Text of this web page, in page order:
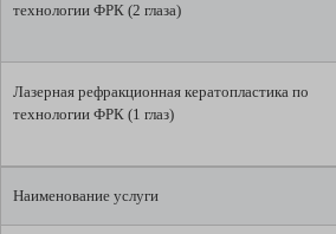
технологии ФРК (2 глаза)
Лазерная рефракционная кератопластика по
технологии ФРК (1 глаз)
Наименование услуги